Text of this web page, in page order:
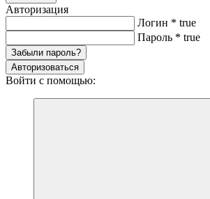
Авторизация
Логин * true
Пароль * true
Забыли пароль?
Авторизоваться
Войти с помощью: